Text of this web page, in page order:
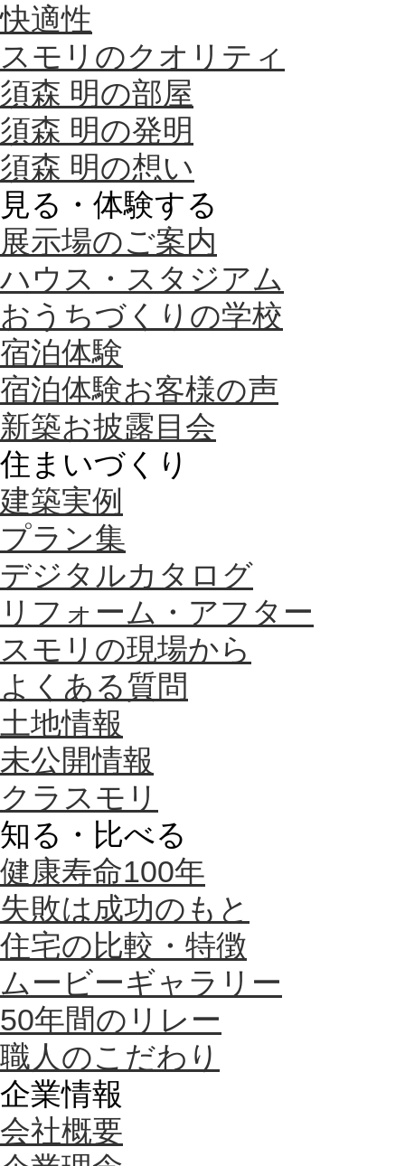
快適性
スモリのクオリティ
須森 明の部屋
須森 明の発明
須森 明の想い
見る・体験する
展示場のご案内
ハウス・スタジアム
おうちづくりの学校
宿泊体験
宿泊体験お客様の声
新築お披露目会
住まいづくり
建築実例
プラン集
デジタルカタログ
リフォーム・アフター
スモリの現場から
よくある質問
土地情報
未公開情報
クラスモリ
知る・比べる
健康寿命100年
失敗は成功のもと
住宅の比較・特徴
ムービーギャラリー
50年間のリレー
職人のこだわり
企業情報
会社概要